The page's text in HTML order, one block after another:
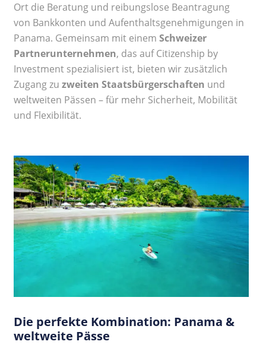
Ort die Beratung und reibungslose Beantragung
von Bankkonten und Aufenthaltsgenehmigungen in
Panama. Gemeinsam mit einem Schweizer
Partnerunternehmen, das auf Citizenship by
Investment spezialisiert ist, bieten wir zusätzlich
Zugang zu zweiten Staatsbürgerschaften und
weltweiten Pässen – für mehr Sicherheit, Mobilität
und Flexibilität.
Die perfekte Kombination: Panama &
weltweite Pässe